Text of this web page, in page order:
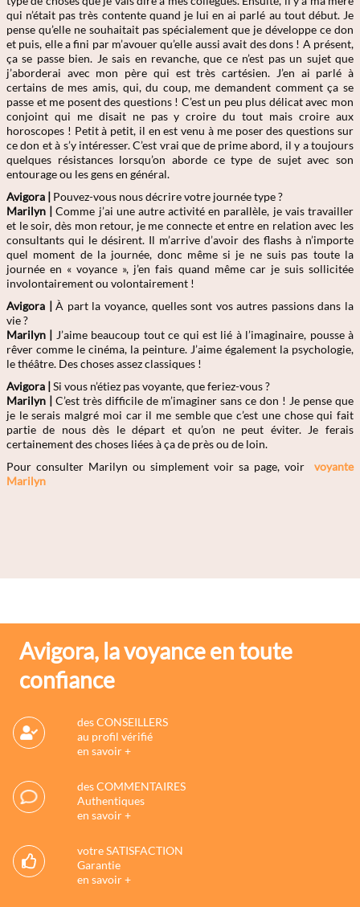
qui n’était pas très contente quand je lui en ai parlé au tout début. Je
pense qu’elle ne souhaitait pas spécialement que je développe ce don
et puis, elle a fini par m’avouer qu’elle aussi avait des dons ! A présent,
ça se passe bien. Je sais en revanche, que ce n’est pas un sujet que
j’aborderai avec mon père qui est très cartésien. J’en ai parlé à
certains de mes amis, qui, du coup, me demandent comment ça se
passe et me posent des questions ! C’est un peu plus délicat avec mon
conjoint qui me disait ne pas y croire du tout mais croire aux
horoscopes ! Petit à petit, il en est venu à me poser des questions sur
ce don et à s’y intéresser. C’est vrai que de prime abord, il y a toujours
quelques résistances lorsqu’on aborde ce type de sujet avec son
entourage ou les gens en général.
Avigora | Pouvez-vous nous décrire votre journée type ?
Marilyn | Comme j’ai une autre activité en parallèle, je vais travailler
et le soir, dès mon retour, je me connecte et entre en relation avec les
consultants qui le désirent. Il m’arrive d’avoir des flashs à n’importe
quel moment de la journée, donc même si je ne suis pas toute la
journée en « voyance », j’en fais quand même car je suis sollicitée
involontairement ou volontairement !
Avigora |À part la voyance, quelles sont vos autres passions dans la
vie ?
Marilyn | J’aime beaucoup tout ce qui est lié à l’imaginaire, pousse à
rêver comme le cinéma, la peinture. J’aime également la psychologie,
le théâtre. Des choses assez classiques !
Avigora | Si vous n’étiez pas voyante, que feriez-vous ?
Marilyn | C’est très difficile de m’imaginer sans ce don ! Je pense que
je le serais malgré moi car il me semble que c’est une chose qui fait
partie de nous dès le départ et qu’on ne peut éviter. Je ferais
certainement des choses liées à ça de près ou de loin.
Pour consulter Marilyn ou simplement voir sa page, voir
voyante
Marilyn
Avigora, la voyance en toute
confiance
des CONSEILLERS
au profil vérifié
en savoir +
des COMMENTAIRES
Authentiques
en savoir +
votre SATISFACTION
Garantie
en savoir +